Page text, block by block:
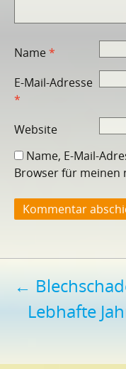
Name*
E-Mail-Adresse
*
Website
Name, E-Mail-
Browser für meinen
←
Lebhafte